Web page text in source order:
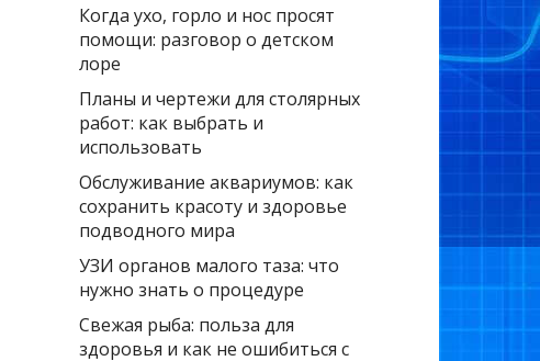
Когда ухо, горло и нос просят
помощи: разговор о детском
лоре
Планы и чертежи для столярных
работ: как выбрать и
использовать
Обслуживание аквариумов: как
сохранить красоту и здоровье
подводного мира
УЗИ органов малого таза: что
нужно знать о процедуре
Свежая рыба: польза для
здоровья и как не ошибиться с